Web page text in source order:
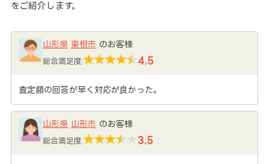
をご紹介します。
山形県 東根市 のお客様
総合満足度: 4.5
査定額の回答が早く対応が良かった。
山形県 山形市 のお客様
総合満足度: 3.5